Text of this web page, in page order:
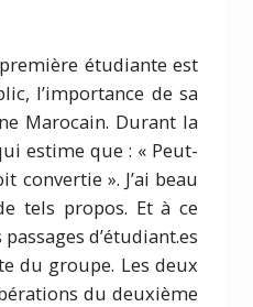
étudiante est
l’importance de sa
Marocain. Durant la
estime que : « Peut-
convertie ». J’ai beau
tels propos. Et à ce
d’étudiant.es
du groupe. Les deux
du deuxième